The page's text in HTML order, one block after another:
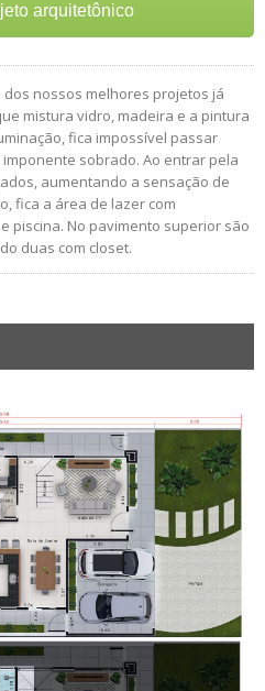
arquitetônico
nossos melhores projetos já
mistura vidro, madeira e a pintura
fica impossível passar
sobrado. Ao entrar pela
aumentando a sensação de
fica a área de lazer com
piscina. No pavimento superior são
duas com closet.